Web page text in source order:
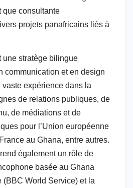
que consultante
projets panafricains liés à
une stratège bilingue
communication et en design
vaste expérience dans la
de relations publiques, de
de médiations et de
pour l’Union européenne
au Ghana, entre autres.
également un rôle de
basée au Ghana
(BBC World Service) et la